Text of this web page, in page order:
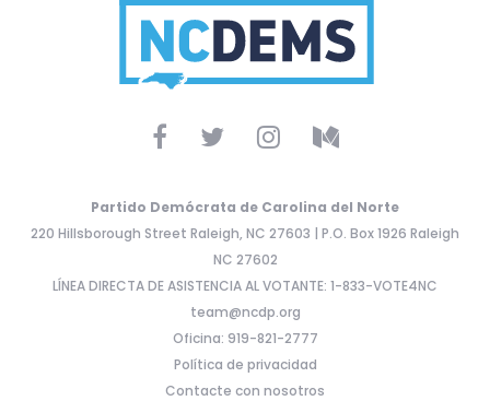
Partido Demócrata de Carolina del Norte
220 Hillsborough Street Raleigh, NC 27603 | P.O. Box 1926 Raleigh
NC 27602
LÍNEA DIRECTA DE ASISTENCIA AL VOTANTE: 1-833-VOTE4NC
team@ncdp.org
Oficina: 919-821-2777
Política de privacidad
Contacte con nosotros